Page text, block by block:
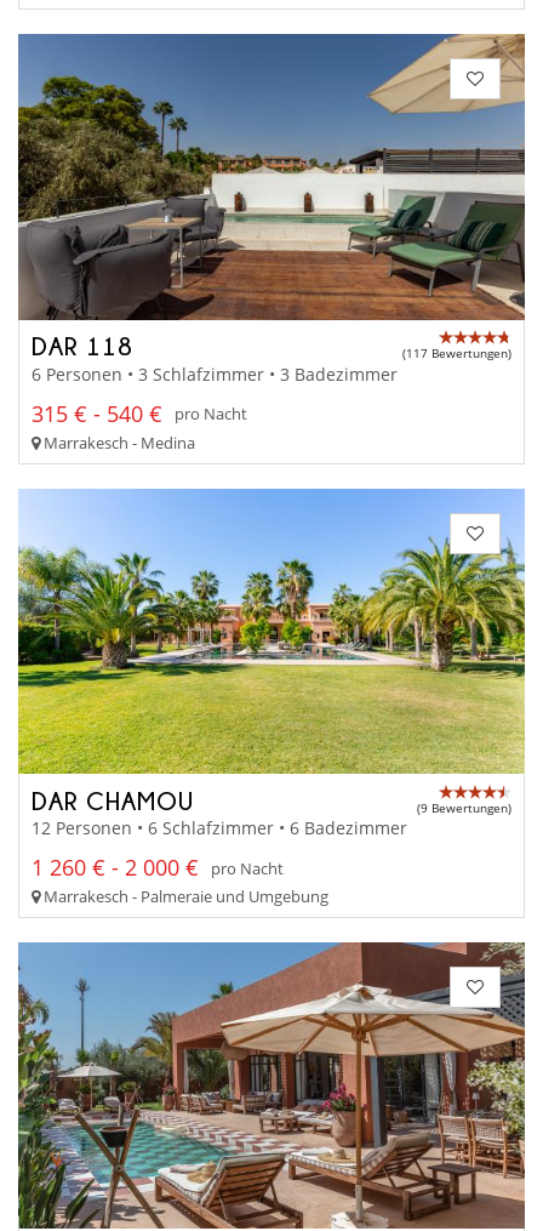
DAR 118 (117 Bewertungen)
6 Personen • 3 Schlafzimmer • 3 Badezimmer
315 € - 540 €
pro Nacht
Marrakesch - Medina
DAR CHAMOU (9 Bewertungen)
12 Personen • 6 Schlafzimmer • 6 Badezimmer
1 260 € - 2 000 €
pro Nacht
Marrakesch - Palmeraie und Umgebung